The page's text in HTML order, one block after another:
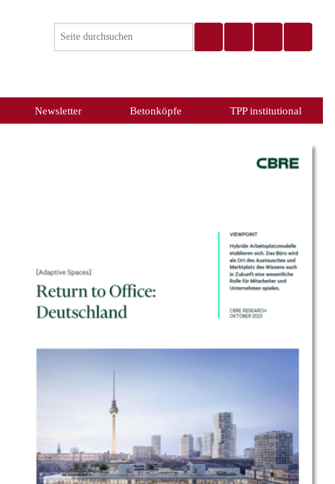
Newsletter Betonköpfe TPP institutional